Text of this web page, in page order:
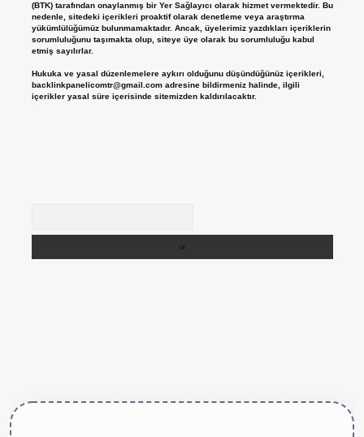
(BTK) tarafından onaylanmış bir Yer Sağlayıcı olarak hizmet vermektedir. Bu
nedenle, sitedeki içerikleri proaktif olarak denetleme veya araştırma
yükümlülüğümüz bulunmamaktadır. Ancak, üyelerimiz yazdıkları içeriklerin
sorumluluğunu taşımakta olup, siteye üye olarak bu sorumluluğu kabul
etmiş sayılırlar.
Hukuka ve yasal düzenlemelere aykırı olduğunu düşündüğünüz içerikleri,
backlinkpanelicomtr@gmail.comadresine bildirmeniz halinde, ilgili
içerikler yasal süre içerisinde sitemizden kaldırılacaktır.